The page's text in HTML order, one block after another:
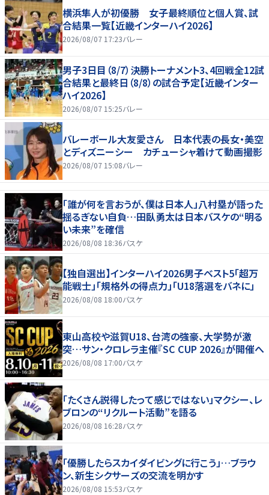
横浜隼人が初優勝 女子最終順位と個人賞、試
合結果一覧【近畿インターハイ2026】
2026/08/07 17:23バレー
男子3日目（8/7）決勝トーナメント3、4回戦全12試
合結果と最終日（8/8）の試合予定【近畿インター
ハイ2026】
2026/08/07 15:25バレー
バレーボール大友愛さん 日本代表の長女・美空
とディズニーシー カチューシャ着けて動画撮影
2026/08/07 15:08バレー
「誰が何を言おうが、僕は日本人」八村塁が語った
揺るぎない自負…田臥勇太は日本バスケの“明る
い未来”を確信
2026/08/08 18:36バスケ
【独自選出】インターハイ2026男子ベスト5「超万
能戦士」「規格外の得点力」「U18落選をバネに」
2026/08/08 18:00バスケ
東山高校や滋賀U18、台湾の強豪、大学勢が激
突…サン・クロレラ主催『SC CUP 2026』が開催へ
2026/08/08 17:00バスケ
「たくさん説得したって感じではない」マクシー、レ
ブロンの“リクルート活動”を語る
2026/08/08 16:28バスケ
「優勝したらスカイダイビングに行こう」…ブラウ
ン、新生シクサーズの交流を明かす
2026/08/08 15:53バスケ